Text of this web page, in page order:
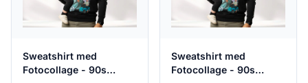
Sweatshirt med
Fotocollage - 90s
Sweatshirt med
Fotocollage - 90s